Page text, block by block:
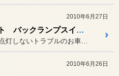
2010年6月27日
グランデプント バックランプスイッチ交換
2010年6月26日